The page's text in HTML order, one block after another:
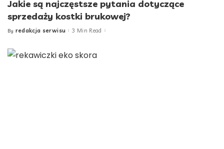
Jakie są najczęstsze pytania dotyczące
sprzedaży kostki brukowej?
Posted
By redakcja serwisu 3 Min Read